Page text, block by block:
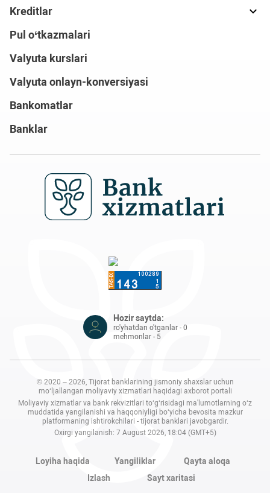
Kreditlar
Pul o‘tkazmalari
Valyuta kurslari
Valyuta onlayn-konversiyasi
Bankomatlar
Banklar
Hozir saytda:
ro'yhatdan o'tganlar - 0
mehmonlar - 5
© 2020 – 2026, Tijorat banklarining jismoniy shaxslar uchun
mo‘ljallangan moliyaviy xizmatlari haqidagi axborot portali
Moliyaviy xizmatlar va bank rekvizitlari to‘g‘risidagi ma'lumotlarning o‘z
muddatida yangilanishi va haqqoniyligi bo‘yicha bevosita mazkur
platformaning ishtirokchilari - tijorat banklari javobgardir.
Oxirgi yangilanish: 7 August 2026, 18:04 (GMT+5)
Loyiha haqida Yangiliklar
Qayta aloqa
Izlash
Sayt xaritasi